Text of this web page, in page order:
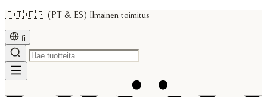
🇵🇹 🇪🇸 (PT & ES) Ilmainen toimitus
fi